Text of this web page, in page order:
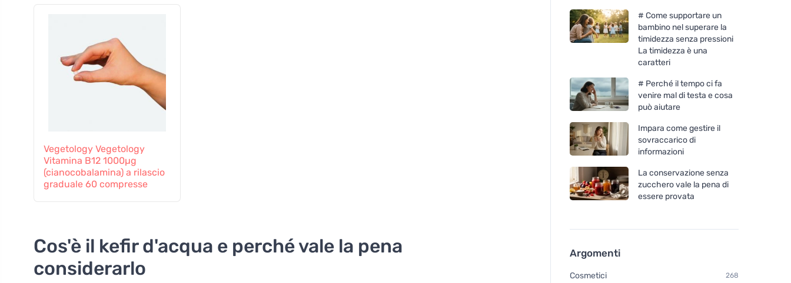
Vegetology Vegetology
Vitamina B12 1000µg
(cianocobalamina) a rilascio
graduale 60 compresse
Cos'è il kefir d'acqua e perché vale la pena
considerarlo
# Come supportare un
bambino nel superare la
timidezza senza pressioni
La timidezza è una
caratteri
# Perché il tempo ci fa
venire mal di testa e cosa
può aiutare
Impara come gestire il
sovraccarico di
informazioni
La conservazione senza
zucchero vale la pena di
essere provata
Argomenti
Cosmetici 268